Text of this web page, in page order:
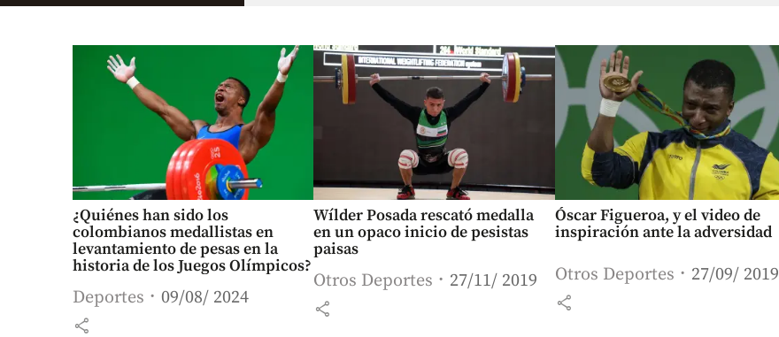
¿Quiénes han sido los
colombianos medallistas en
levantamiento de pesas en la
historia de los Juegos Olímpicos?
Deportes 09/08/ 2024
share
Wílder Posada rescató medalla
en un opaco inicio de pesistas
paisas
Otros Deportes 27/11/ 2019
share
Óscar Figueroa, y el video de
inspiración ante la adversidad
Otros Deportes 27/09/ 2019
share